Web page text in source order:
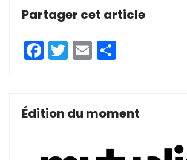
Partager cet article
Facebook
Twitter
Email
Édition du moment